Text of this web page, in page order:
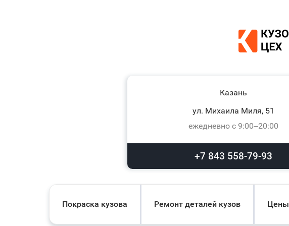
Казань
ул. Михаила Миля, 51
ежедневно с 9:00–20:00
+7 843 558-79-93
Покраска кузова Ремонт деталей кузов Цены